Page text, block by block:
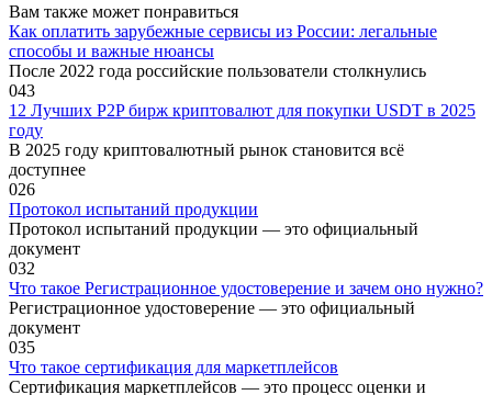
Вам также может понравиться
Как оплатить зарубежные сервисы из России: легальные
способы и важные нюансы
После 2022 года российские пользователи столкнулись
043
12 Лучших P2P бирж криптовалют для покупки USDT в 2025
году
В 2025 году криптовалютный рынок становится всё
доступнее
026
Протокол испытаний продукции
Протокол испытаний продукции — это официальный
документ
032
Что такое Регистрационное удостоверение и зачем оно нужно?
Регистрационное удостоверение — это официальный
документ
035
Что такое сертификация для маркетплейсов
Сертификация маркетплейсов — это процесс оценки и